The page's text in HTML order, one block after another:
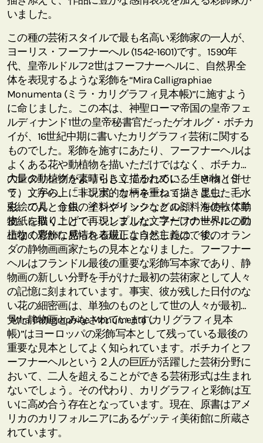
いました。
この種の芸術スタイルで最も名高い彩飾家の一人が、
ヨーリス・フーフナーへル (1542-1601)です。1590年
代、皇帝ルドルフ2世はフーフナーヘルに、自然界全
体を表現するような彩飾を“Mira Calligraphiae
Monumenta (ミラ・カリグラフィ見本帳)”に施すよう
に命じました。この本は、神聖ローマ帝国の皇帝フェ
ルディナンド1世の皇帝秘書官だったゲオルグ・ボチカ
イが、16世紀中期に書いたカリグラフィ芸術に関する
ものでした。彩飾を施すにあたり、フーフナーヘルは
よくある花や動植物を描いただけではなく、ボチカイ
のレタリングをより引き立てるために、生き物と併せ
て、文字の上に非現実的な柄を重ねて描きました。水
彩絵の具、金銀の塗料やインクなどの顔料を使って羊
皮紙に描くことで、シンプルな文字だけの世界にこの
上なく豊かな感情を表現しようとしたのです。
大量の動植物が素晴らしく描かれている「Mira（ミ
ラ）」から、「トンボ、カーネーション、昆虫、毛
虫、てんとう虫、イングリッシュクルミ、海の軟体動
物」を取り上げて再現しました。フーフナーヘルの動
植物の彩飾に見られる厳正な自然主義は、後のオラン
ダの静物画画家たちの見本となりました。フーフナー
ヘルはフランドル最後の重要な彩飾写本家であり、静
物画の新しい分野を手がけた最初の芸術家として人々
の記憶に刻まれています。事実、彼が残した日付のな
い花の細密画は、単独のものとして世の人々が最初に
見た静物画とみなされています。
“Mira Calligraphiae Monumenta (カリグラフィ見本
帳)”はヨーロッパの彩飾写本として残っている最後の
重要な見本としてよく知られています。ボチカイとフ
ーフナーヘルという２人の巨匠が活躍した芸術分野に
おいて、二人を超えることができる芸術形式は生まれ
ないでしょう。その代わり、カリグラフィと彩飾は互
いに高め合う存在となっています。現在、原書はアメ
リカのカリフォルニアにあるゲッティ美術館に所蔵さ
れています。